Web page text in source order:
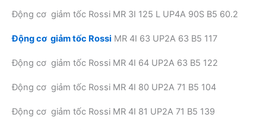
Động cơ giảm tốc Rossi MR 3I 125 L UP4A 90S B5 60.2
Động cơ giảm tốc Rossi MR 4I 63 UP2A 63 B5 117
Động cơ giảm tốc Rossi MR 4I 64 UP2A 63 B5 122
Động cơ giảm tốc Rossi MR 4I 80 UP2A 71 B5 104
Động cơ giảm tốc Rossi MR 4I 81 UP2A 71 B5 139